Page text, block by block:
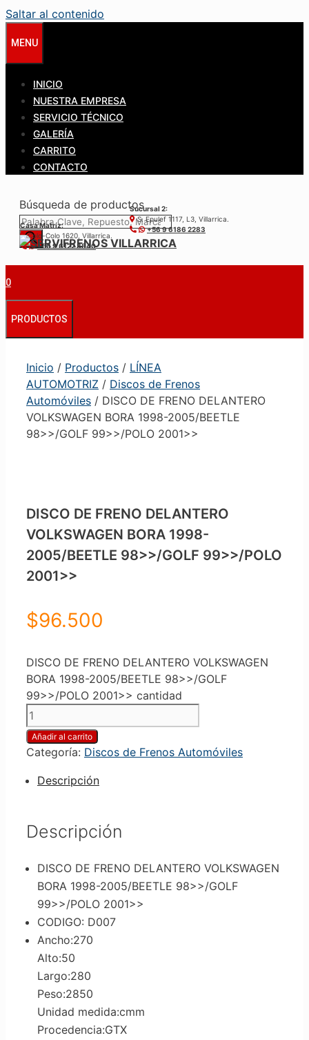
Saltar al contenido
MENU
INICIO
NUESTRA EMPRESA
SERVICIO TÉCNICO
GALERÍA
CARRITO
CONTACTO
Búsqueda de productos
Casa Matríz:
Colo-Colo 1620, Villarrica.
+56 9 6122 3840
Sucursal 2:
S. Epulef 1117, L3, Villarrica.
+56 9 6186 2283
0
PRODUCTOS
Inicio / Productos / LÍNEA
AUTOMOTRIZ / Discos de Frenos
Automóviles / DISCO DE FRENO DELANTERO
VOLKSWAGEN BORA 1998-2005/BEETLE
98>>/GOLF 99>>/POLO 2001>>
DISCO DE FRENO DELANTERO
VOLKSWAGEN BORA 1998-
2005/BEETLE 98>>/GOLF 99>>/POLO
2001>>
$96.500
DISCO DE FRENO DELANTERO VOLKSWAGEN
BORA 1998-2005/BEETLE 98>>/GOLF
99>>/POLO 2001>> cantidad
Añadir al carrito
Categoría: Discos de Frenos Automóviles
Descripción
Descripción
DISCO DE FRENO DELANTERO VOLKSWAGEN
BORA 1998-2005/BEETLE 98>>/GOLF
99>>/POLO 2001>>
CODIGO: D007
Ancho:270
Alto:50
Largo:280
Peso:2850
Unidad medida:cmm
Procedencia:GTX